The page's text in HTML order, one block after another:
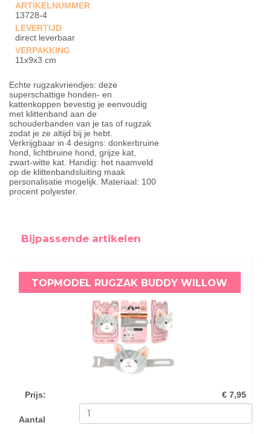
ARTIKELNUMMER
13728-4
LEVERTIJD
direct leverbaar
VERPAKKING
11x9x3 cm
Echte rugzakvriendjes: deze
superschattige honden- en
kattenkoppen bevestig je eenvoudig
met klittenband aan de
schouderbanden van je tas of rugzak
zodat je ze altijd bij je hebt.
Verkrijgbaar in 4 designs: donkerbruine
hond, lichtbruine hond, grijze kat,
zwart-witte kat. Handig: het naamveld
op de klittenbandsluiting maak
personalisatie mogelijk. Materiaal: 100
procent polyester.
Bijpassende artikelen
TOPMODEL RUGZAK BUDDY WILLOW
Prijs: € 7,95
Aantal